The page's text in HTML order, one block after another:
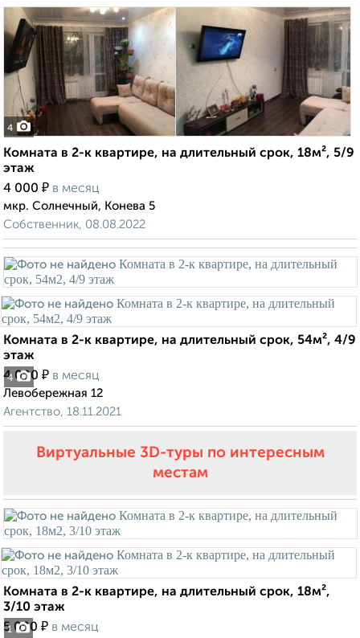
4
Комната в 2-к квартире, на длительный срок, 18м², 5/9
этаж
4 000 ₽ в месяц
мкр. Солнечный, Конева 5
Собственник, 08.08.2022
4
Комната в 2-к квартире, на длительный срок, 54м², 4/9
этаж
4 000 ₽ в месяц
Левобережная 12
Агентство, 18.11.2021
Виртуальные 3D-туры по интересным
местам
1
Комната в 2-к квартире, на длительный срок, 18м²,
3/10 этаж
5 000 ₽ в месяц